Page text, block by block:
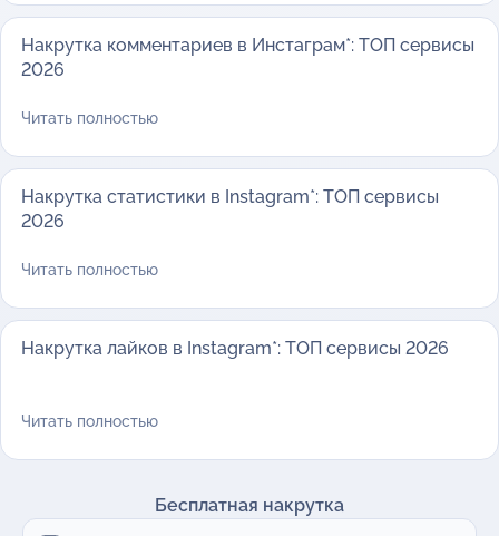
Накрутка комментариев в Инстаграм*: ТОП сервисы
2026
Читать полностью
Накрутка статистики в Instagram*: ТОП сервисы
2026
Читать полностью
Накрутка лайков в Instagram*: ТОП сервисы 2026
Читать полностью
Бесплатная накрутка